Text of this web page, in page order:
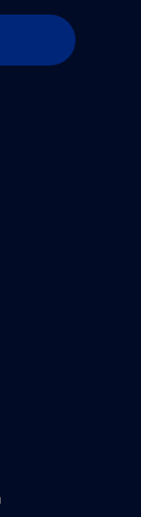
LinkedIn